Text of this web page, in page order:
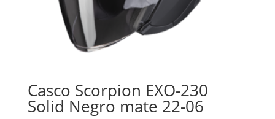
Casco Scorpion EXO-230
Solid Negro mate 22-06